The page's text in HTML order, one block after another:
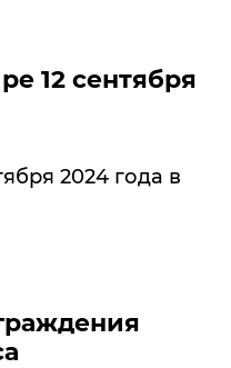
12 сентября
2024 года в